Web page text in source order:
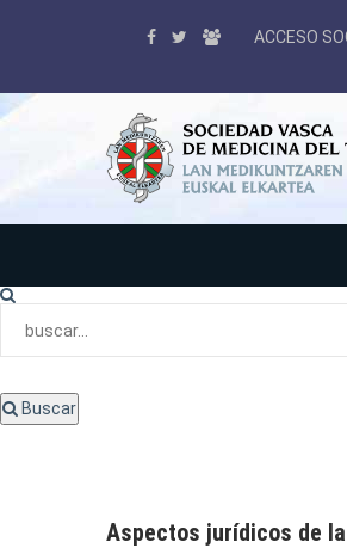
ACCESO
Buscar
Aspectos jurídicos de la